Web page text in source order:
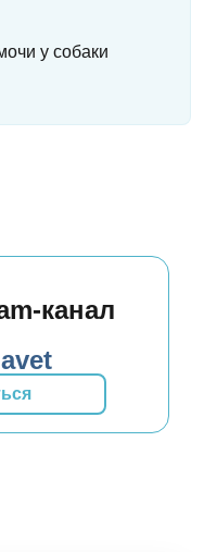
у собаки
канал